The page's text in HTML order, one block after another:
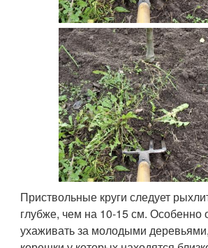
Приствольные круги следует
глубже, чем на 10-15 см. Особенно
ухаживать за молодыми